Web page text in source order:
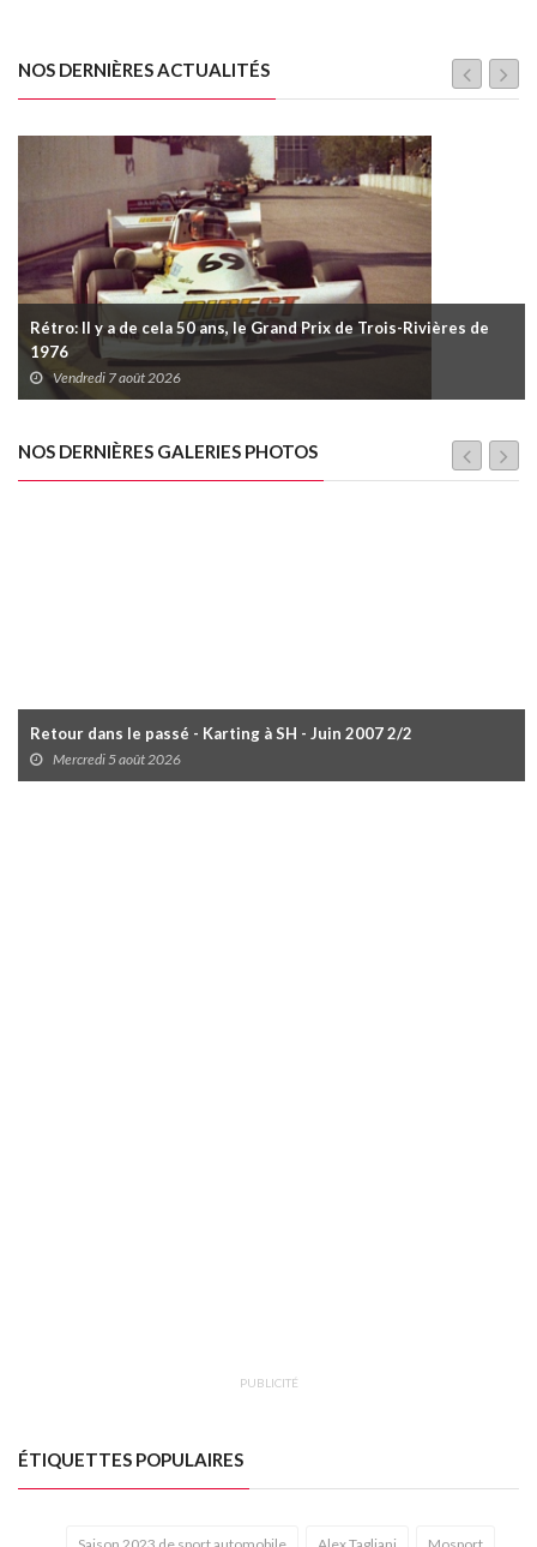
NOS DERNIÈRES ACTUALITÉS
Rétro: Il y a de cela 50 ans, le Grand Prix de Trois-Rivières de
1976
Vendredi 7 août 2026
NOS DERNIÈRES GALERIES PHOTOS
Retour dans le passé - Karting à SH - Juin 2007 2/2
Mercredi 5 août 2026
PUBLICITÉ
ÉTIQUETTES POPULAIRES